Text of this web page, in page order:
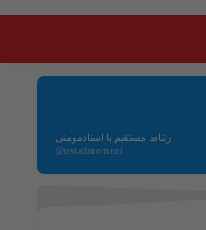
ارتباط مستقیم با استادمومنی
@ostadmomeni